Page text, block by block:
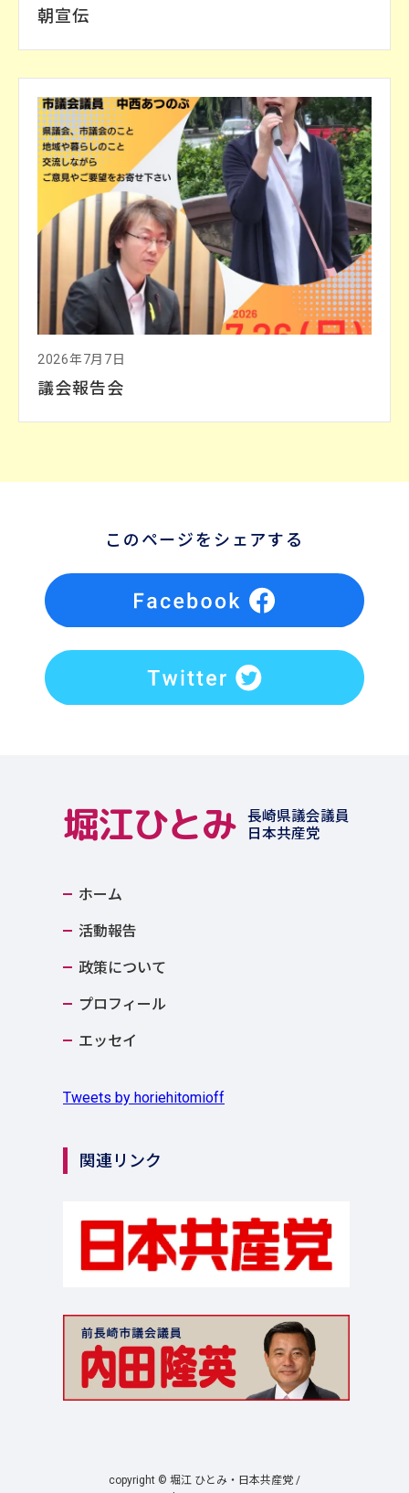
朝宣伝
2026年7月7日
議会報告会
このページをシェアする
堀江ひとみ
長崎県議会議員
日本共産党
ホーム
活動報告
政策について
プロフィール
エッセイ
Tweets by horiehitomioff
関連リンク
copyright © 堀江 ひとみ・日本共産党 /